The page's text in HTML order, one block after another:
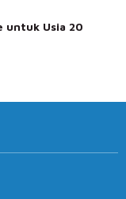
untuk Usia 20